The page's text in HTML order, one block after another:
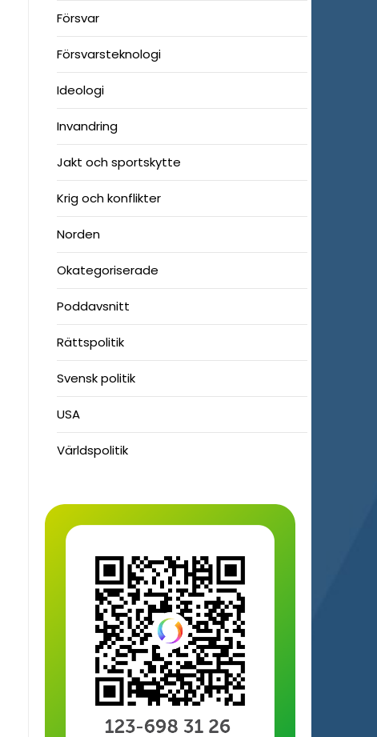
Försvar
Försvarsteknologi
Ideologi
Invandring
Jakt och sportskytte
Krig och konflikter
Norden
Okategoriserade
Poddavsnitt
Rättspolitik
Svensk politik
USA
Världspolitik